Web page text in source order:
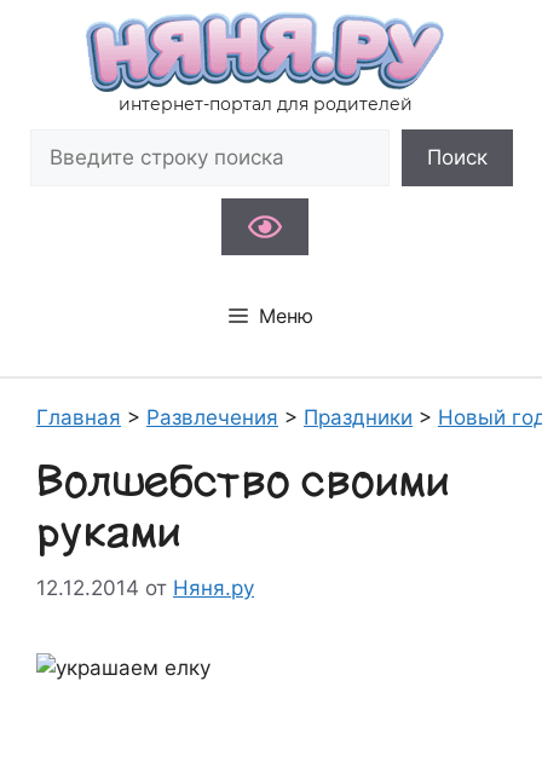
содержимому
интернет-портал для родителей
Поиск
Меню
Главная > Развлечения > Праздники > Новый
Волшебство своими
руками
12.12.2014 от Няня.ру